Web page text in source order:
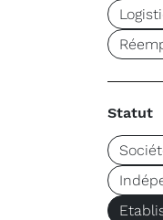
Statut